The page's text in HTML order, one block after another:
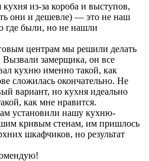
из-за короба и выступов,
они и дешевле) — это не наш
где были, но не нашли
центрам мы решили делать
замерщика, он все
кухню именно такой, как
сложилась окончательно. Не
вариант, но кухня идеально
как мне нравится.
установили нашу кухню-
кривым стенам, им пришлось
шкафчиков, но результат